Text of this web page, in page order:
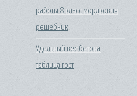
работы 8 класс мордкович
решебник
Удельный вес бетона
таблица гост